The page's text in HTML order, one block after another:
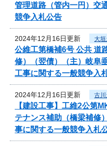
管理道路（管内一円）交
競争入札公告
2024年12月16日更新 大
公維工第橋補6号 公共 道
修）（翌債）（主）岐
工事に関する一般競争入
2024年12月16日更新 古
【建設工事】工維2公
テナンス補助（橋梁補修
事に関する一般競争入札